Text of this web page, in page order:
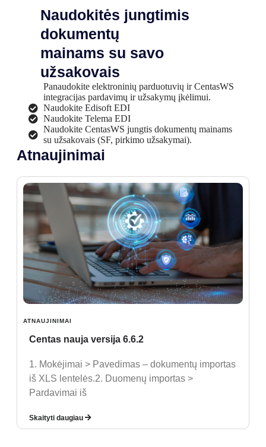
Naudokitės jungtimis
dokumentų
mainams su savo
užsakovais
Panaudokite elektroninių parduotuvių ir CentasWS
integracijas pardavimų ir užsakymų įkėlimui.
Naudokite Edisoft EDI
Naudokite Telema EDI
Naudokite CentasWS jungtis dokumentų mainams
su užsakovais (SF, pirkimo užsakymai).
Atnaujinimai
ATNAUJINIMAI
Centas nauja versija 6.6.2
1. Mokėjimai > Pavedimas – dokumentų importas
iš XLS lentelės.2. Duomenų importas >
Pardavimai iš
Skaityti daugiau